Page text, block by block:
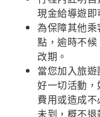
現金給導遊即
為保障其他
點，逾時不
改期。
當您加入旅
好一切活動
費用或造成
未到，概不退